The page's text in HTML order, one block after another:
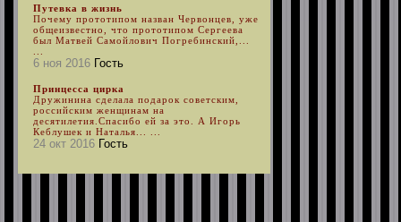
Путевка в жизнь
Почему прототипом назван Червонцев, уже
общеизвестно, что прототипом Сергеева
был Матвей Самойлович Погребинский,...
6 ноя 2016 Гость
Принцесса цирка
Дружинина сделала подарок советским,
российским женщинам на
десятилетия.Спасибо ей за это. А Игорь
Кеблушек и Наталья... ...
24 окт 2016 Гость